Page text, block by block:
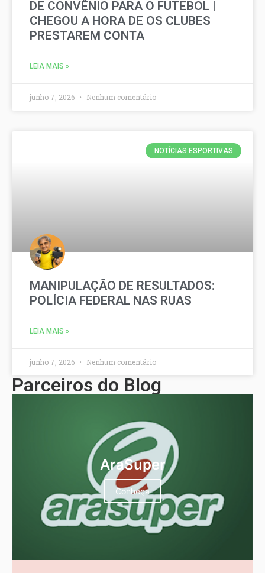
DE CONVÊNIO PARA O FUTEBOL |
CHEGOU A HORA DE OS CLUBES
PRESTAREM CONTA
LEIA MAIS »
junho 7, 2026 Nenhum comentário
NOTÍCIAS ESPORTIVAS
MANIPULAÇÃO DE RESULTADOS:
POLÍCIA FEDERAL NAS RUAS
LEIA MAIS »
junho 7, 2026 Nenhum comentário
Parceiros do Blog
AraSuper
Conheça